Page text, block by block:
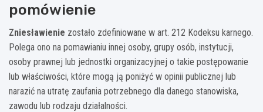
pomówienie
Zniesławienie zostało zdefiniowane w art. 212 Kodeksu karnego.
Polega ono na pomawianiu innej osoby, grupy osób, instytucji,
osoby prawnej lub jednostki organizacyjnej o takie postępowanie
lub właściwości, które mogą ją poniżyć w opinii publicznej lub
narazić na utratę zaufania potrzebnego dla danego stanowiska,
zawodu lub rodzaju działalności.